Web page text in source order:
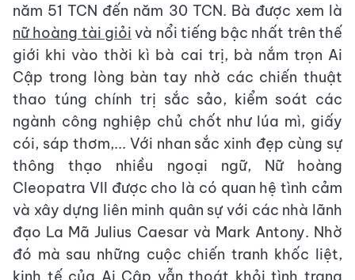
năm 51 TCN đến năm 30 TCN. Bà được xem là
nữ hoàng tài giỏi và nổi tiếng bậc nhất trên thế
giới khi vào thời kì bà cai trị, bà nắm trọn Ai
Cập trong lòng bàn tay nhờ các chiến thuật
thao túng chính trị sắc sảo, kiểm soát các
ngành công nghiệp chủ chốt như lúa mì, giấy
cói, sáp thơm,... Với nhan sắc xinh đẹp cùng sự
thông thạo nhiều ngoại ngữ, Nữ hoàng
Cleopatra VII được cho là có quan hệ tình cảm
và xây dựng liên minh quân sự với các nhà lãnh
đạo La Mã Julius Caesar và Mark Antony. Nhờ
đó mà sau những cuộc chiến tranh khốc liệt,
kinh tế của Ai Cập vẫn thoát khỏi tình trạng